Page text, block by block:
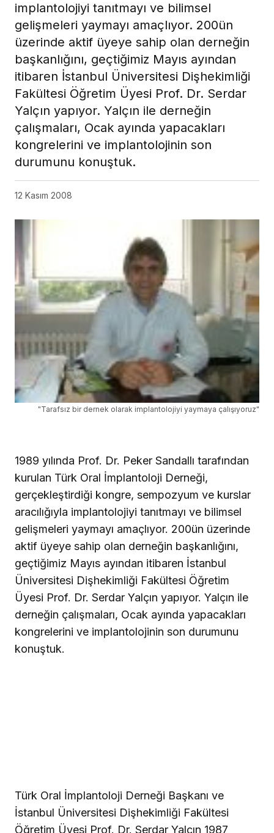
implantolojiyi tanıtmayı ve bilimsel
gelişmeleri yaymayı amaçlıyor. 200ün
üzerinde aktif üyeye sahip olan derneğin
başkanlığını, geçtiğimiz Mayıs ayından
itibaren İstanbul Üniversitesi Dişhekimliği
Fakültesi Öğretim Üyesi Prof. Dr. Serdar
Yalçın yapıyor. Yalçın ile derneğin
çalışmaları, Ocak ayında yapacakları
kongrelerini ve implantolojinin son
durumunu konuştuk.
12 Kasım 2008
"Tarafsız bir dernek olarak implantolojiyi yaymaya çalışıyoruz"
1989 yılında Prof. Dr. Peker Sandallı tarafından
kurulan Türk Oral İmplantoloji Derneği,
gerçekleştirdiği kongre, sempozyum ve kurslar
aracılığıyla implantolojiyi tanıtmayı ve bilimsel
gelişmeleri yaymayı amaçlıyor. 200ün üzerinde
aktif üyeye sahip olan derneğin başkanlığını,
geçtiğimiz Mayıs ayından itibaren İstanbul
Üniversitesi Dişhekimliği Fakültesi Öğretim
Üyesi Prof. Dr. Serdar Yalçın yapıyor. Yalçın ile
derneğin çalışmaları, Ocak ayında yapacakları
kongrelerini ve implantolojinin son durumunu
konuştuk.
Türk Oral İmplantoloji Derneği Başkanı ve
İstanbul Üniversitesi Dişhekimliği Fakültesi
Öğretim Üyesi Prof. Dr. Serdar Yalçın 1987